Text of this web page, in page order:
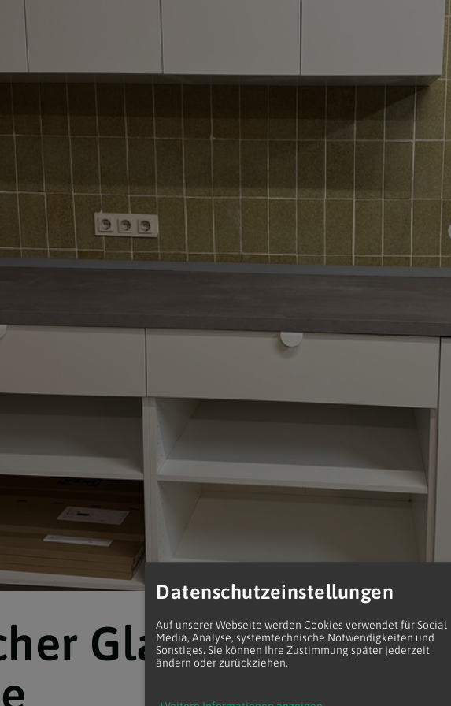
Glanz zwischen
Datenschutzeinstellungen
Auf unserer Webseite werden Cookies verwendet für Social
Media, Analyse, systemtechnische Notwendigkeiten und
Sonstiges. Sie können Ihre Zustimmung später jederzeit
ändern oder zurückziehen.